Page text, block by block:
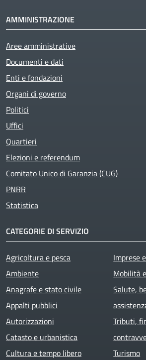
AMMINISTRAZIONE
Aree amministrative
Documenti e dati
Enti e fondazioni
Organi di governo
Politici
Uffici
Quartieri
Elezioni e referendum
Comitato Unico di Garanzia (CUG)
PNRR
Statistica
CATEGORIE DI SERVIZIO
Agricoltura e pesca
Ambiente
Anagrafe e stato civile
Appalti pubblici
Autorizzazioni
Catasto e urbanistica
Cultura e tempo libero
Imprese
Mobilità
Salute,
Tributi,
Turismo